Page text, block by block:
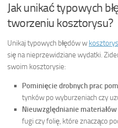
Jak unikać typowych
tworzeniu kosztorysu?
Unikaj typowych błędów w
się na nieprzewidziane wydatki.
swoim kosztorysie:
Pominięcie drobnych prac
tynków po wyburzeniach czy
Nieuwzględnianie
fugi czy folię, które znacząco